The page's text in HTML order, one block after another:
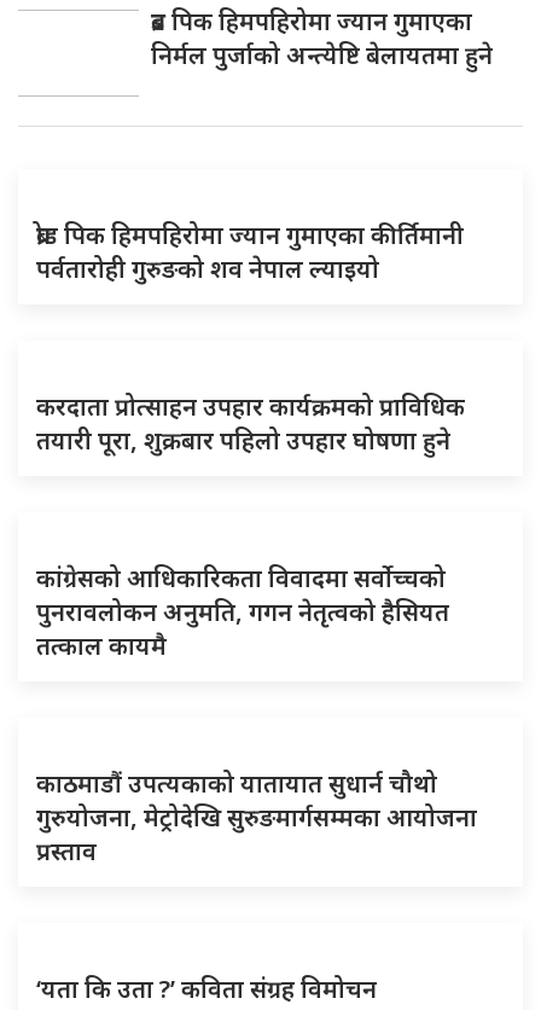
ब्रड पिक हिमपहिरोमा ज्यान गुमाएका
निर्मल पुर्जाको अन्त्येष्टि बेलायतमा हुने
ब्रोड पिक हिमपहिरोमा ज्यान गुमाएका कीर्तिमानी
पर्वतारोही गुरुङको शव नेपाल ल्याइयो
करदाता प्रोत्साहन उपहार कार्यक्रमको प्राविधिक
तयारी पूरा, शुक्रबार पहिलो उपहार घोषणा हुने
कांग्रेसको आधिकारिकता विवादमा सर्वोच्चको
पुनरावलोकन अनुमति, गगन नेतृत्वको हैसियत
तत्काल कायमै
काठमाडौं उपत्यकाको यातायात सुधार्न चौथो
गुरुयोजना, मेट्रोदेखि सुरुङमार्गसम्मका आयोजना
प्रस्ताव
‘यता कि उता ?’ कविता संग्रह विमोचन